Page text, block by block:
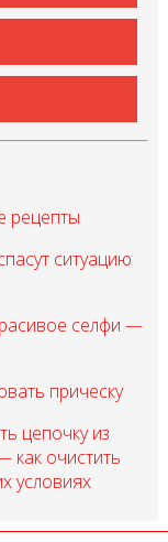
рецепты
ситуацию
селфи —
прическу
цепочку из
очистить
условиях